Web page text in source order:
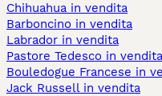
Chihuahua in vendita
Barboncino in vendita
Labrador in vendita
Pastore Tedesco in vendita
Bouledogue Francese in
Jack Russell in vendita